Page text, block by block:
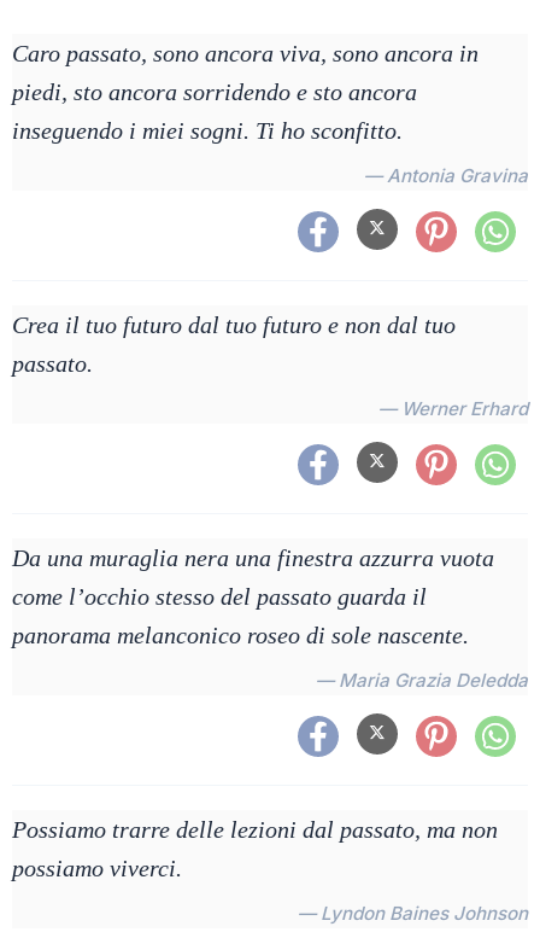
Caro passato, sono ancora viva, sono ancora in
piedi, sto ancora sorridendo e sto ancora
inseguendo i miei sogni. Ti ho sconfitto.
— Antonia Gravina
Crea il tuo futuro dal tuo futuro e non dal tuo
passato.
— Werner Erhard
Da una muraglia nera una finestra azzurra vuota
come l’occhio stesso del passato guarda il
panorama melanconico roseo di sole nascente.
— Maria Grazia Deledda
Possiamo trarre delle lezioni dal passato, ma non
possiamo viverci.
— Lyndon Baines Johnson